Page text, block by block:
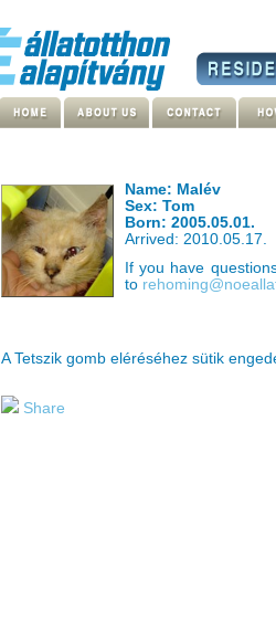
Name: Malév
Sex: Tom
Born: 2005.05.01.
Arrived: 2010.05.17.
If you have
to
A Tetszik gomb eléréséhez sütik
Share